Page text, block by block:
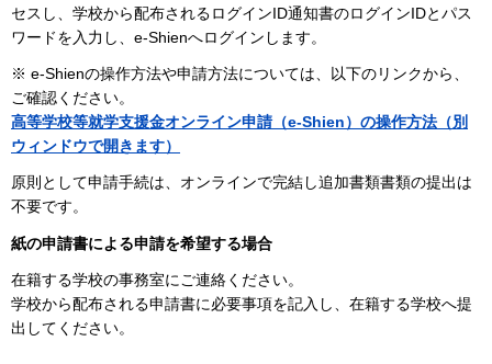
セスし、学校から配布されるログインID通知書のログインIDとパス
ワードを入力し、e-Shienへログインします。
※ e-Shienの操作方法や申請方法については、以下のリンクから、
ご確認ください。
高等学校等就学支援金オンライン申請（e-Shien）の操作方法（別
ウィンドウで開きます）
原則として申請手続は、オンラインで完結し追加書類書類の提出は
不要です。
紙の申請書による申請を希望する場合
在籍する学校の事務室にご連絡ください。
学校から配布される申請書に必要事項を記入し、在籍する学校へ提
出してください。